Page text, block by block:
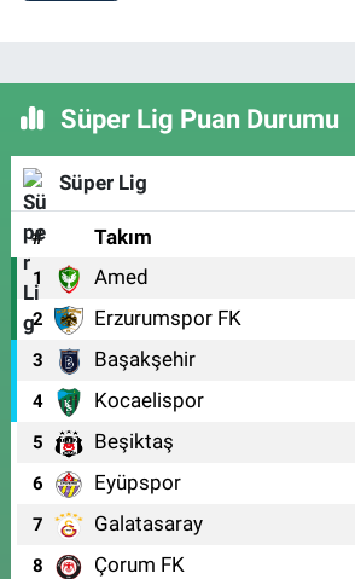
Süper Lig Puan Durumu
Süper Lig
# Takım
1 Amed
2 Erzurumspor FK
3 Başakşehir
4 Kocaelispor
5 Beşiktaş
6 Eyüpspor
7 Galatasaray
8 Çorum FK